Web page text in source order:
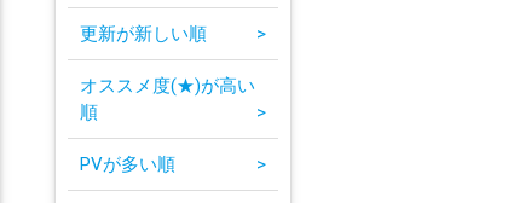
更新が新しい順 >
オススメ度(★)が高い
順
>
PVが多い順 >